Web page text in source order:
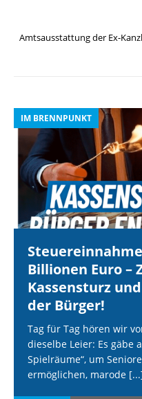
Amtsausstattung der Ex-
IM BRENNPUNKT
Billionen Euro –
Kassensturz
der Bürger!
Tag für Tag hören wir
dieselbe Leier: Es gäbe
Spielräume“, um
ermöglichen, marode